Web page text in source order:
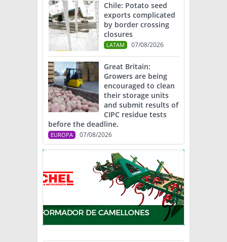
Chile: Potato seed
exports complicated
by border crossing
closures
LATAM 07/08/2026
Great Britain:
Growers are being
encouraged to clean
their storage units
and submit results of
CIPC residue tests
before the deadline.
EUROPA 07/08/2026